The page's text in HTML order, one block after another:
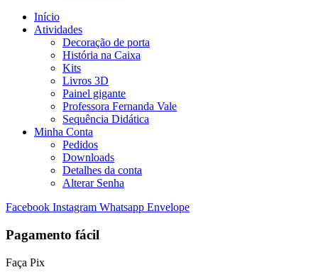
Início
Atividades
Decoração de porta
História na Caixa
Kits
Livros 3D
Painel gigante
Professora Fernanda Vale
Sequência Didática
Minha Conta
Pedidos
Downloads
Detalhes da conta
Alterar Senha
Facebook Instagram Whatsapp Envelope
Pagamento fácil
Faça Pix